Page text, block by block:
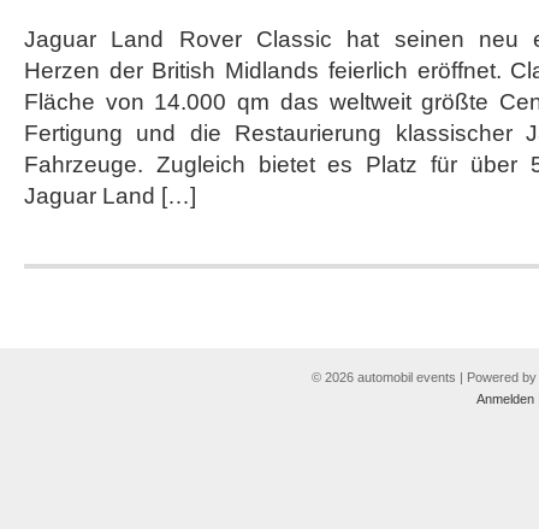
Jaguar Land Rover Classic hat seinen neu
Herzen der British Midlands feierlich eröffnet.
Fläche von 14.000 qm das weltweit größte
Fertigung und die Restaurierung klassischer
Fahrzeuge. Zugleich bietet es Platz für über
Jaguar Land […]
© 2026 automobil events | Powered by
Anmelden|